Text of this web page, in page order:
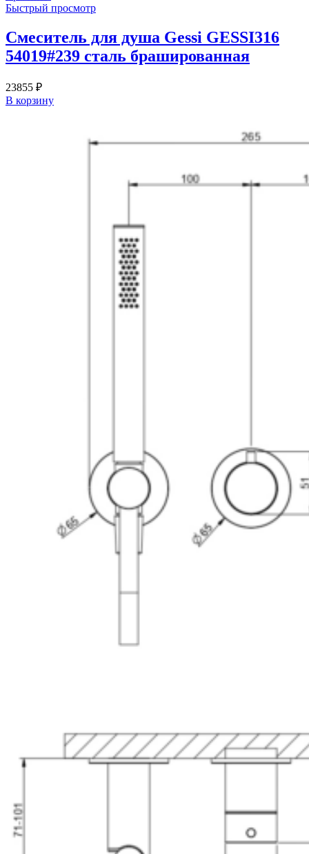
Быстрый просмотр
Смеситель для душа Gessi GESSI316
54019#239 сталь брашированная
23855 ₽
В корзину